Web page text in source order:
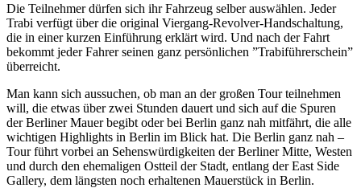
Die Teilnehmer dürfen sich ihr Fahrzeug selber auswählen. Jeder
Trabi verfügt über die original Viergang-Revolver-Handschaltung,
die in einer kurzen Einführung erklärt wird. Und nach der Fahrt
bekommt jeder Fahrer seinen ganz persönlichen ”Trabiführerschein”
überreicht.
Man kann sich aussuchen, ob man an der großen Tour teilnehmen
will, die etwas über zwei Stunden dauert und sich auf die Spuren
der Berliner Mauer begibt oder bei Berlin ganz nah mitfährt, die alle
wichtigen Highlights in Berlin im Blick hat. Die Berlin ganz nah –
Tour führt vorbei an Sehenswürdigkeiten der Berliner Mitte, Westen
und durch den ehemaligen Ostteil der Stadt, entlang der East Side
Gallery, dem längsten noch erhaltenen Mauerstück in Berlin.